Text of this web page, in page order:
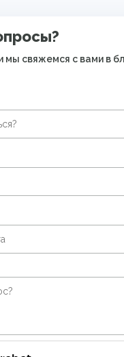
ковры
мы свяжемся с вами в